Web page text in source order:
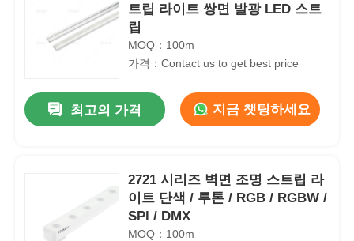
트립 라이트 쌍면 발광 LED 스트
립
MOQ：100m
가격：Contact us to get best price
최고의 가격 지금 챗팅하세요
2721 시리즈 벽면 조명 스트립 라
이트 단색 / 투톤 / RGB / RGBW /
SPl / DMX
MOQ：100m